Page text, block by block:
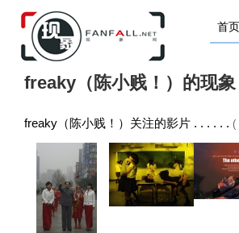
首页
freaky（陈小贱！）的现象
freaky（陈小贱！）关注的影片 . . . . . . (